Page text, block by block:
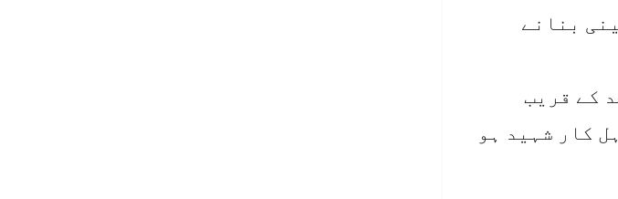
بنانے
کے قریب
سیکیورٹی فورسز پر دہشت گرد حملے میں 6 اہل کار شہید ہو